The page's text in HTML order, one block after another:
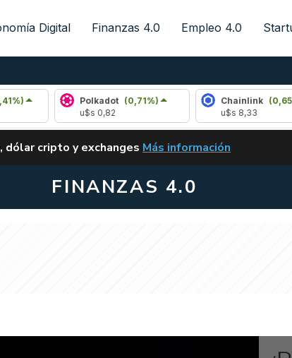
Digital Finanzas 4.0 Empleo 4.0
Polkadot
(0,71%)
Chainlink (0,65%)
cripto y exchanges CLARITY ACT EN
Más información
FINANZAS 4.0